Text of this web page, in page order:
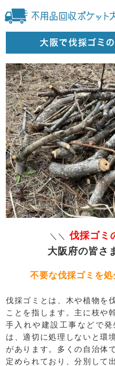
大阪で伐採ゴミ
＼＼ 伐採ゴミ
大阪府の皆さ
不要な伐採ゴミを処
伐採ゴミとは、木や植物を
ことを指します。主に枝や
手入れや建設工事などで発
は、適切に処理しないと環
があります。多くの自治体
定められており、分別して